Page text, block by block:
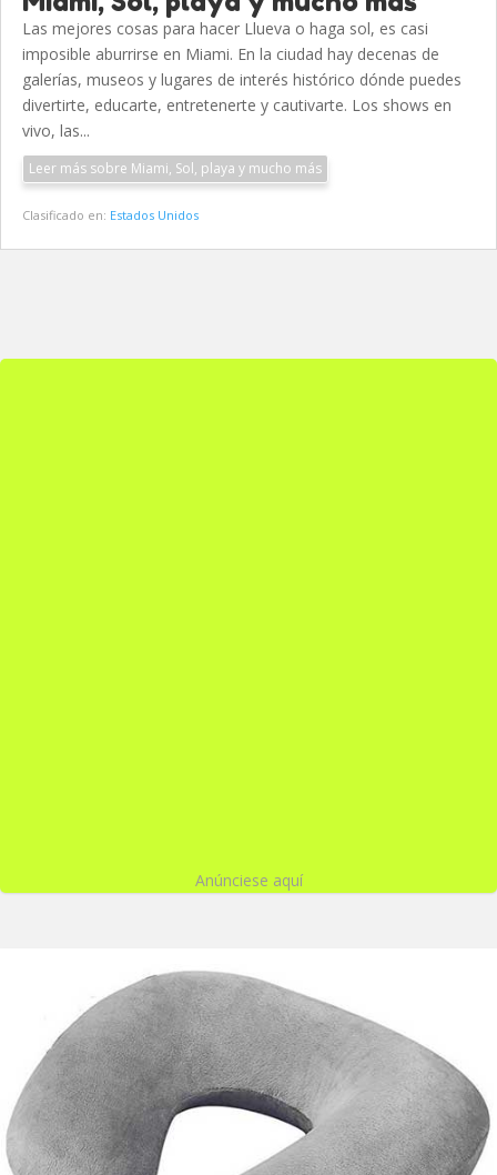
Las mejores cosas para hacer Llueva o haga sol, es casi
imposible aburrirse en Miami. En la ciudad hay decenas de
galerías, museos y lugares de interés histórico dónde puedes
divertirte, educarte, entretenerte y cautivarte. Los shows en
vivo, las...
Leer más sobre Miami, Sol, playa y mucho más
Clasificado en: Estados Unidos
Anúnciese aquí